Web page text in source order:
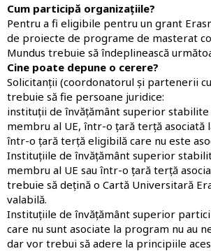
Cum participă organizațiile?
Pentru a fi eligibile pentru un grant
de proiecte de programe de masterat
Mundus trebuie să îndeplinească
Cine poate depune o cerere?
Solicitanții (coordonatorul și partenerii
trebuie să fie persoane juridice:
instituții de învățământ superior
membru al UE, într-o țară terță asociată
într-o țară terță eligibilă care nu este
Instituțiile de învățământ superior
membru al UE sau într-o țară terță
trebuie să dețină o Cartă Universitară
valabilă.
Instituțiile de învățământ superior
care nu sunt asociate la program nu au
dar vor trebui să adere la principiile